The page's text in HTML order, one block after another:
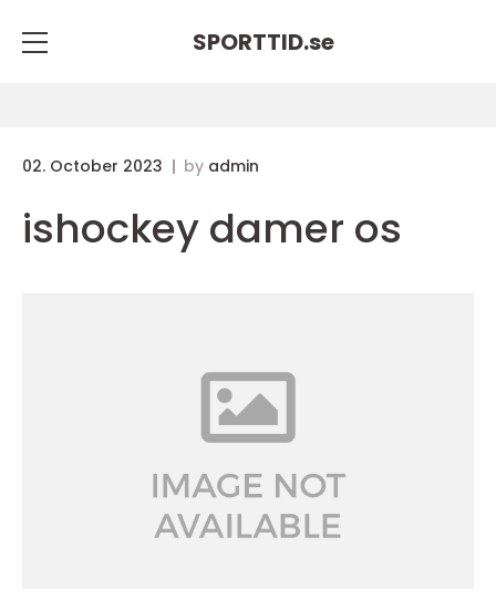
SPORTTID.se
02. October 2023 by admin
ishockey damer os